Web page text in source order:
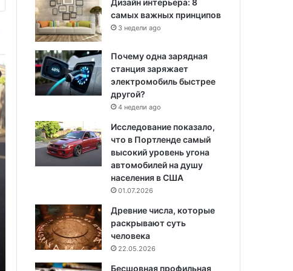
Дизайн интерьера: 8
самых важных принципов
3 недели ago
Почему одна зарядная
станция заряжает
электромобиль быстрее
другой?
4 недели ago
Исследование показало,
что в Портленде самый
высокий уровень угона
автомобилей на душу
населения в США
01.07.2026
Древние числа, которые
раскрывают суть
человека
22.05.2026
Бесшовная профильная